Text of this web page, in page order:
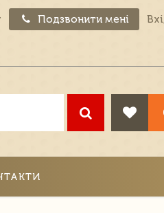
Подзвонити мені